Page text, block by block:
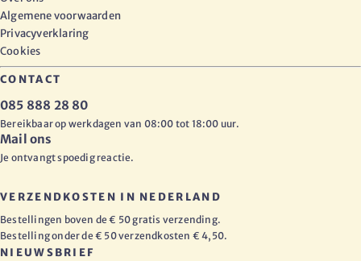
Algemene voorwaarden
Privacyverklaring
Cookies
CONTACT
085 888 28 80
Bereikbaar op werkdagen van 08:00 tot 18:00 uur.
Mail ons
Je ontvangt spoedig reactie.
VERZENDKOSTEN IN NEDERLAND
Bestellingen boven de € 50 gratis verzending.
Bestelling onder de € 50 verzendkosten € 4,50.
NIEUWSBRIEF